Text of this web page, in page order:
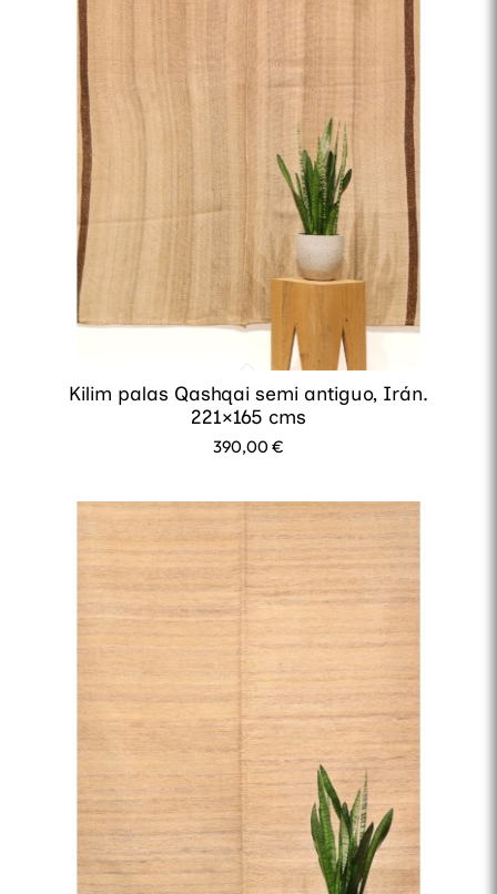
Kilim palas Qashqai semi antiguo, Irán.
221×165 cms
390,00€